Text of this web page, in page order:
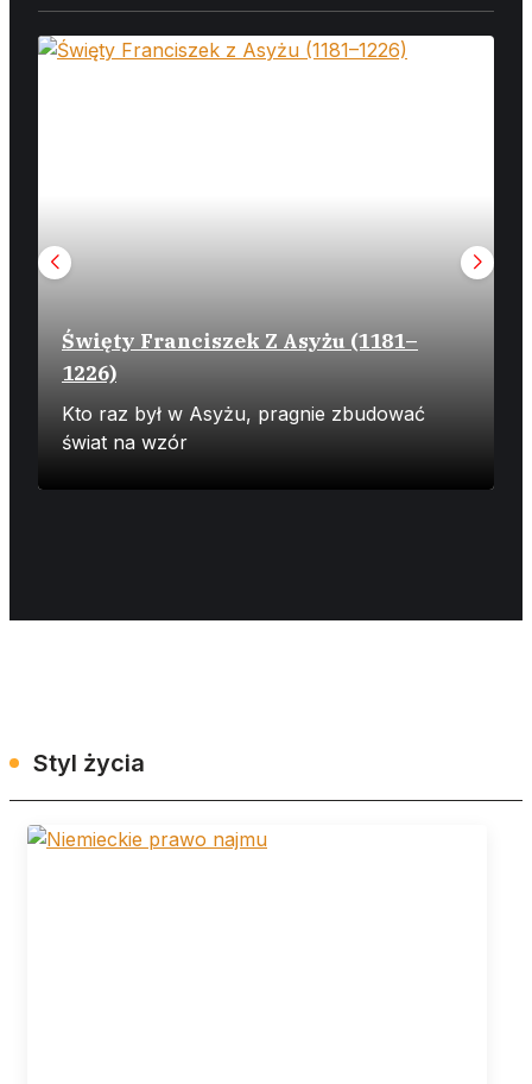
Święty Franciszek Z Asyżu (1181–
1226)
Kto raz był w Asyżu, pragnie zbudować
świat na wzór
Styl życia